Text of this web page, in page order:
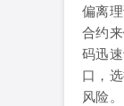
偏离
合约
码迅
口，
风险。